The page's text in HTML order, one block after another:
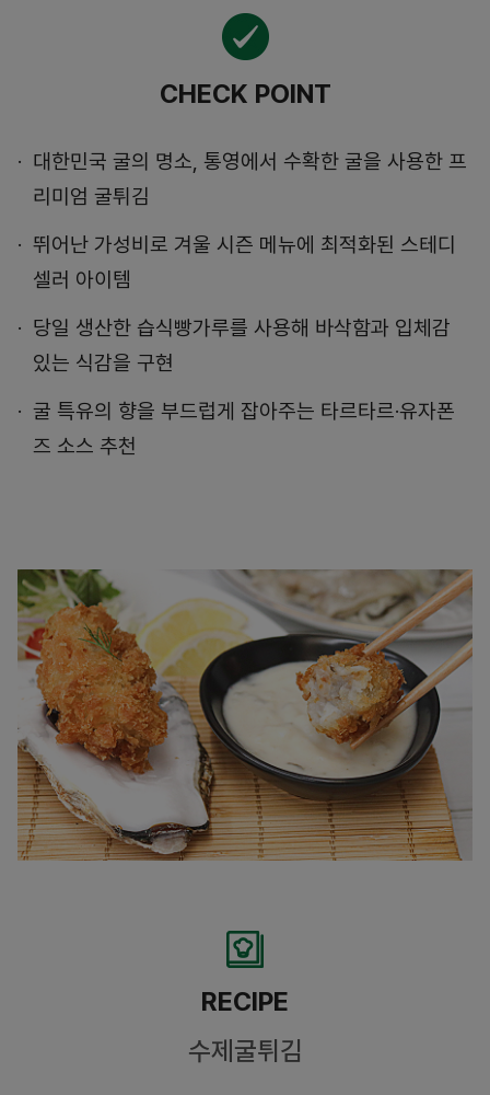
CHECK POINT
대한민국 굴의 명소, 통영에서 수확한 굴을 사용한 프
리미엄 굴튀김
뛰어난 가성비로 겨울 시즌 메뉴에 최적화된 스테디
셀러 아이템
당일 생산한 습식빵가루를 사용해 바삭함과 입체감
있는 식감을 구현
굴 특유의 향을 부드럽게 잡아주는 타르타르·유자폰
즈 소스 추천
RECIPE
수제굴튀김